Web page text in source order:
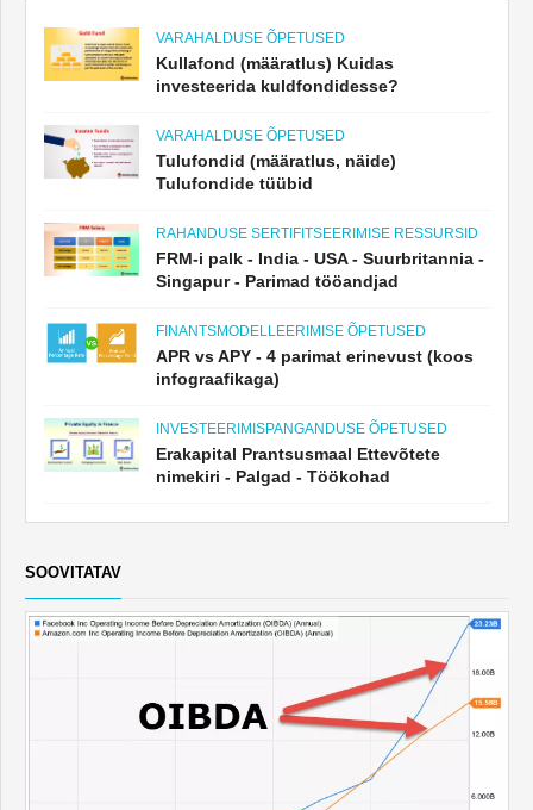
VARAHALDUSE ÕPETUSED
Kullafond (määratlus) Kuidas
investeerida kuldfondidesse?
VARAHALDUSE ÕPETUSED
Tulufondid (määratlus, näide)
Tulufondide tüübid
RAHANDUSE SERTIFITSEERIMISE RESSURSID
FRM-i palk - India - USA - Suurbritannia -
Singapur - Parimad tööandjad
FINANTSMODELLEERIMISE ÕPETUSED
APR vs APY - 4 parimat erinevust (koos
infograafikaga)
INVESTEERIMISPANGANDUSE ÕPETUSED
Erakapital Prantsusmaal Ettevõtete
nimekiri - Palgad - Töökohad
SOOVITATAV